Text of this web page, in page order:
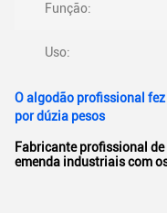
Função:
Uso:
O algodão profissional
por dúzia pesos
Fabricante profissional
emenda industriais com